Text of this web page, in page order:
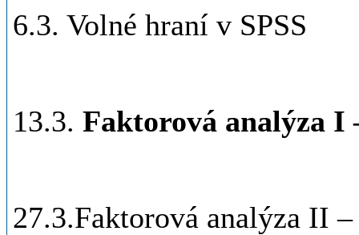
6.3. Volné hraní v SPSS
13.3. Faktorová analýza I
27.3.Faktorová analýza II